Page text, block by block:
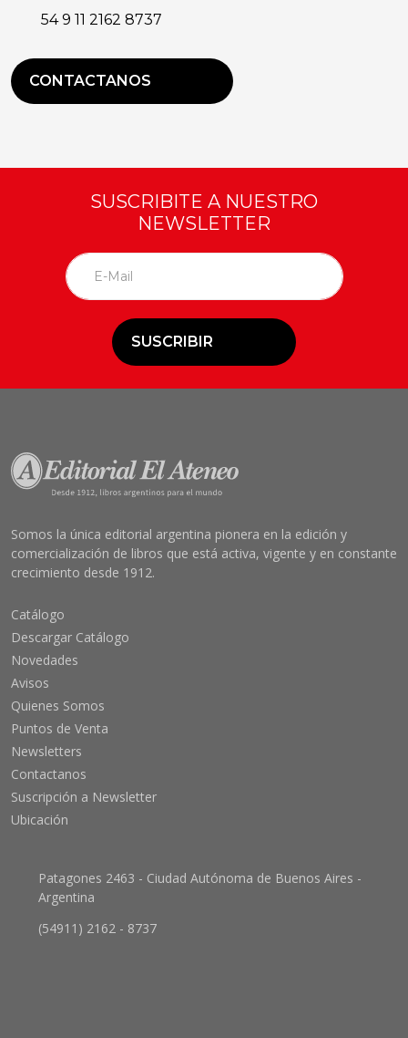
54 9 11 2162 8737
CONTACTANOS
SUSCRIBITE A NUESTRO
NEWSLETTER
SUSCRIBIR
Somos la única editorial argentina pionera en la edición y
comercialización de libros que está activa, vigente y en constante
crecimiento desde 1912.
Catálogo
Descargar Catálogo
Novedades
Avisos
Quienes Somos
Puntos de Venta
Newsletters
Contactanos
Suscripción a Newsletter
Ubicación
Patagones 2463 - Ciudad Autónoma de Buenos Aires -
Argentina
(54911) 2162 - 8737